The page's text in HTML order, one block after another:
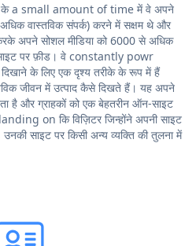
के a small amount of time में वे अपने
वास्तविक संपर्क) करने में सक्षम थे और
अपने सोशल मीडिया को 6000 से अधिक
साइट पर फ़ीड। वे constantly powr
दिखाने के लिए एक दृश्य तरीके के रूप में हैं
जीवन में उत्पाद कैसे दिखते हैं। यह अपने
है और ग्राहकों को एक बेहतरीन ऑन-साइट
on कि विज़िटर जिन्होंने अपनी साइट
साइट पर किसी अन्य व्यक्ति की तुलना में